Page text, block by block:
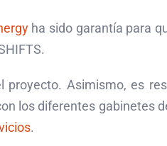
ha sido garantía para
Asimismo, es
los diferentes gabinetes
.